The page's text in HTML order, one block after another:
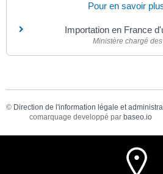
Pour en savoir
Importation en France
Ministère chargé
© Direction de l'information légale et
comarquage developpé par baseo.io